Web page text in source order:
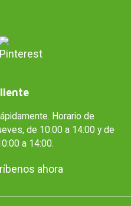
Horario de
de 10:00 a 14:00 y de
a 14:00.
ahora